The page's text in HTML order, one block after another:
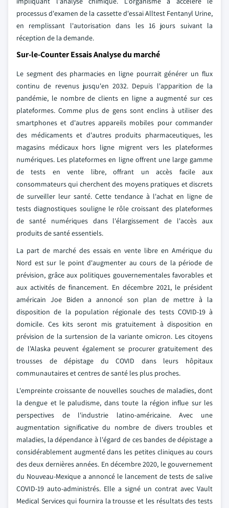
processus d'examen de la cassette d'essai Alltest Fentanyl Urine,
en remplissant l'autorisation dans les 16 jours suivant la
réception de la demande.
Sur-le-Counter Essais Analyse du marché
Le segment des pharmacies en ligne pourrait générer un flux
continu de revenus jusqu'en 2032. Depuis l'apparition de la
pandémie, le nombre de clients en ligne a augmenté sur ces
plateformes. Comme plus de gens sont enclins à utiliser des
smartphones et d'autres appareils mobiles pour commander
des médicaments et d'autres produits pharmaceutiques, les
magasins médicaux hors ligne migrent vers les plateformes
numériques. Les plateformes en ligne offrent une large gamme
de tests en vente libre, offrant un accès facile aux
consommateurs qui cherchent des moyens pratiques et discrets
de surveiller leur santé. Cette tendance à l'achat en ligne de
tests diagnostiques souligne le rôle croissant des plateformes
de santé numériques dans l'élargissement de l'accès aux
produits de santé essentiels.
La part de marché des essais en vente libre en Amérique du
Nord est sur le point d'augmenter au cours de la période de
prévision, grâce aux politiques gouvernementales favorables et
aux activités de financement. En décembre 2021, le président
américain Joe Biden a annoncé son plan de mettre à la
disposition de la population régionale des tests COVID-19 à
domicile. Ces kits seront mis gratuitement à disposition en
prévision de la surtension de la variante omicron. Les citoyens
de l'Alaska peuvent également se procurer gratuitement des
trousses de dépistage du COVID dans leurs hôpitaux
communautaires et centres de santé les plus proches.
L'empreinte croissante de nouvelles souches de maladies, dont
la dengue et le paludisme, dans toute la région influe sur les
perspectives de l'industrie latino-américaine. Avec une
augmentation significative du nombre de divers troubles et
maladies, la dépendance à l'égard de ces bandes de dépistage a
considérablement augmenté dans les petites cliniques au cours
des deux dernières années. En décembre 2020, le gouvernement
du Nouveau-Mexique a annoncé le lancement de tests de salive
COVID-19 auto-administrés. Elle a signé un contrat avec Vault
Medical Services qui fournira la trousse et les résultats des tests